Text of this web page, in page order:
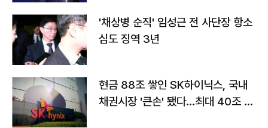
'채상병 순직' 임성근 전 사단장 항소
심도 징역 3년
현금 88조 쌓인 SK하이닉스, 국내
채권시장 '큰손' 됐다…최대 40조 투